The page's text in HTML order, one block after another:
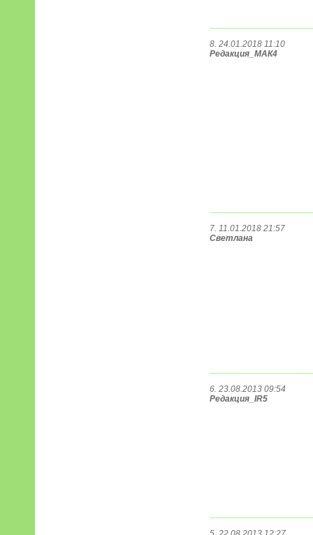
8. 24.01.2018 11:10
Редакция_МАК4
7. 11.01.2018 21:57
Светлана
6. 23.08.2013 09:54
Редакция_IR5